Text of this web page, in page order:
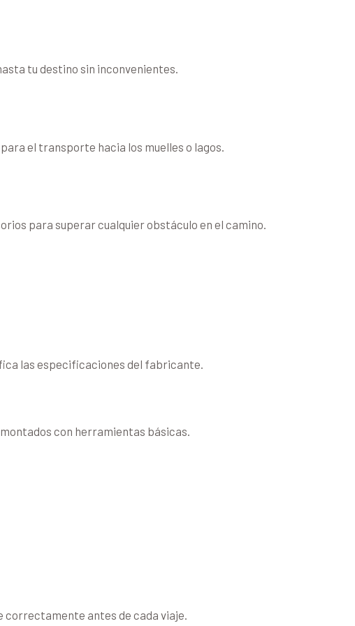
tu destino sin inconvenientes.
el transporte hacia los muelles o lagos.
para superar cualquier obstáculo en el camino.
las especificaciones del fabricante.
con herramientas básicas.
antes de cada viaje.